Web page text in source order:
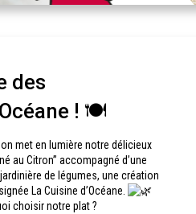
des
! 🍽️
on met en lumière notre délicieux
au Citron” accompagné d’une
de légumes, une création
La Cuisine d’Océane.
choisir notre plat ?